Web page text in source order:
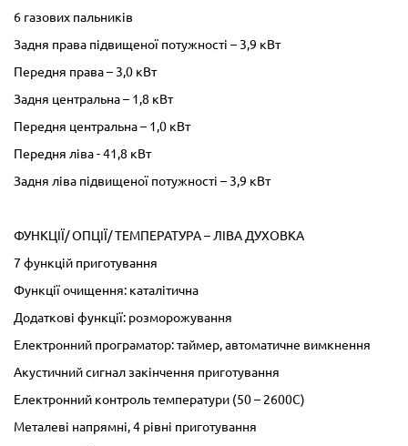
6 газових пальників
Задня права підвищеної потужності – 3,9 кВт
Передня права – 3,0 кВт
Задня центральна – 1,8 кВт
Передня центральна – 1,0 кВт
Передня ліва - 41,8 кВт
Задня ліва підвищеної потужності – 3,9 кВт
ФУНКЦІЇ/ ОПЦІЇ/ ТЕМПЕРАТУРА – ЛІВА ДУХОВКА
7 функцій приготування
Функції очищення: каталітична
Додаткові функції: розморожування
Електронний програматор: таймер, автоматичне вимкнення
Акустичний сигнал закінчення приготування
Електронний контроль температури (50 – 2600С)
Металеві напрямні, 4 рівні приготування